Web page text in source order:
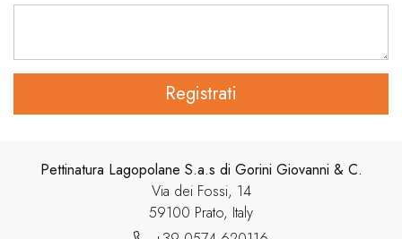
Registrati
Pettinatura Lagopolane S.a.s di Gorini Giovanni & C.
Via dei Fossi, 14
59100 Prato, Italy